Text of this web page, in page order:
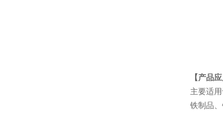
【产品
主要适
铁制品